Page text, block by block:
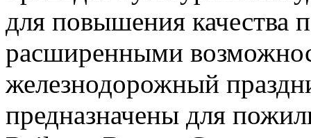
для повышения качества
расширенными
железнодорожный
предназначены для